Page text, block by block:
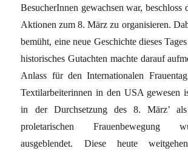
BesucherInnen gewachsen war, beschloss
Aktionen zum 8. März zu organisieren.
bemüht, eine neue Geschichte dieses
historisches Gutachten machte darauf
Anlass für den Internationalen
Textilarbeiterinnen in den USA gewesen
in der Durchsetzung des 8. März’
proletarischen Frauenbewegung
ausgeblendet. Diese heute